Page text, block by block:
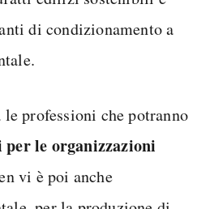
di condizionamento a
professioni che potranno
le organizzazioni
vi è poi anche